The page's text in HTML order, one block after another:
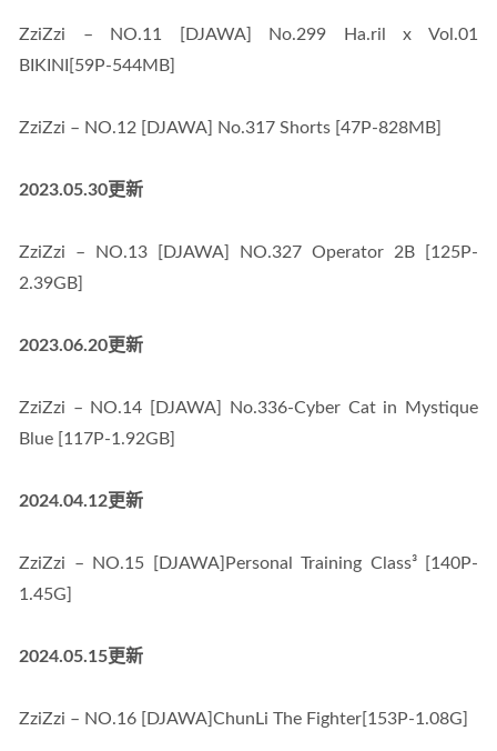
ZziZzi – NO.11 [DJAWA] No.299 Ha.ril x Vol.01
BIKINI[59P-544MB]
ZziZzi – NO.12 [DJAWA] No.317 Shorts [47P-828MB]
2023.05.30更新
ZziZzi – NO.13 [DJAWA] NO.327 Operator 2B [125P-
2.39GB]
2023.06.20更新
ZziZzi – NO.14 [DJAWA] No.336-Cyber Cat in Mystique
Blue [117P-1.92GB]
2024.04.12更新
ZziZzi – NO.15 [DJAWA]Personal Training Class³ [140P-
1.45G]
2024.05.15更新
ZziZzi – NO.16 [DJAWA]ChunLi The Fighter[153P-1.08G]